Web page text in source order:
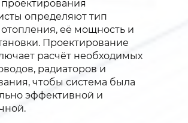
проектирования
определяют тип
её мощность и
Проектирование
расчёт необходимых
радиаторов и
чтобы система была
эффективной и